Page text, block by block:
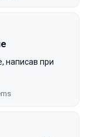
написав при